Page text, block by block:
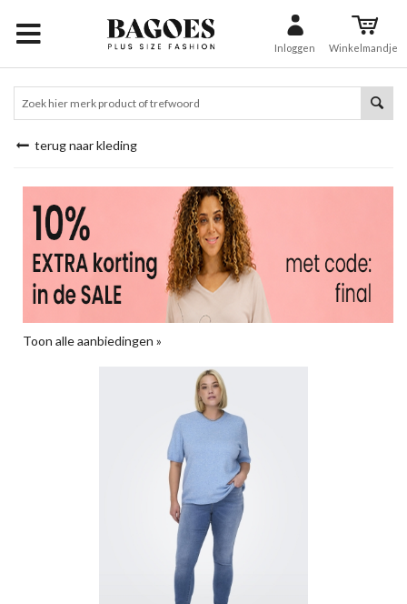
Inloggen Winkelmandje
terug naar kleding
Toon alle aanbiedingen »